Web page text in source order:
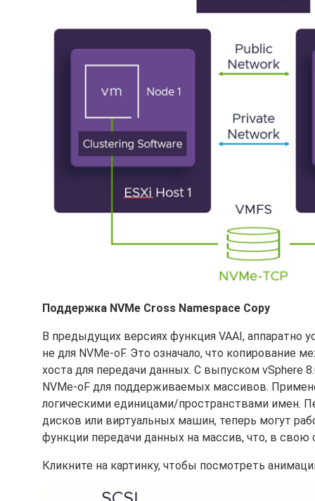
Поддержка NVMe Cross Namespace Copy
В предыдущих версиях функция VAAI, аппаратно
не для NVMe-oF. Это означало, что копирование
хоста для передачи данных. С выпуском vSphere
NVMe-oF для поддерживаемых массивов.
логическими единицами/пространствами имен.
дисков или виртуальных машин, теперь могут
функции передачи данных на массив, что, в свою
Кликните на картинку, чтобы посмотреть